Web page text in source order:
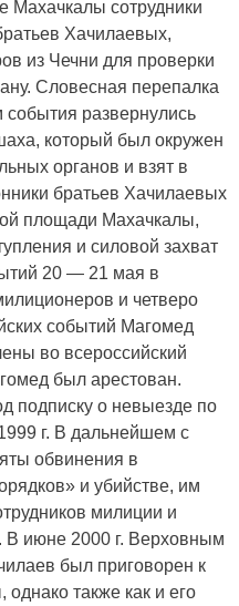
Махачкалы сотрудники
Хачилаевых,
из Чечни для проверки
Словесная перепалка
события развернулись
который был окружен
органов и взят в
братьев Хачилаевых
площади Махачкалы,
и силовой захват
20 — 21 мая в
и четверо
событий Магомед
во всероссийский
был арестован.
подписку о невыезде по
г. В дальнейшем с
обвинения в
и убийстве, им
милиции и
В июне 2000 г. Верховным
был приговорен к
также как и его